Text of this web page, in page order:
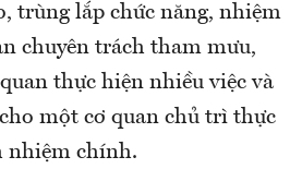
trùng lắp chức năng, nhiệm
chuyên trách tham mưu,
thực hiện nhiều việc và
một cơ quan chủ trì thực
nhiệm chính.